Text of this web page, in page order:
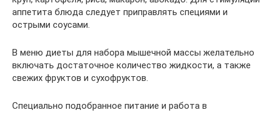
аппетита блюда следует приправлять специями и
острыми соусами.
В меню диеты для набора мышечной массы желательно
включать достаточное количество жидкости, а также
свежих фруктов и сухофруктов.
Специально подобранное питание и работа в